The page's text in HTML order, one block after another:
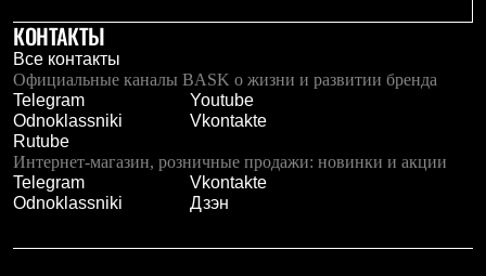
Палатки и тенты
Палатки
Тенты
Аксессуары для палаток
Рюкзаки
Экспедиционные
Легкоходные
Альпинистские
Городские
Аксессуары для рюкзаков
Пуховые
КОНТАКТЫ
Все контакты
Официальные каналы BASK о жизни и развитии бренда
Telegram
Youtube
Odnoklassniki
Vkontakte
Rutube
Интернет-магазин, розничные продажи: новинки и акции
Telegram
Vkontakte
Odnoklassniki
Дзэн